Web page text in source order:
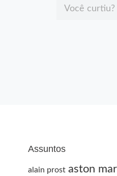
Você curtiu?
Assuntos
alain prost aston